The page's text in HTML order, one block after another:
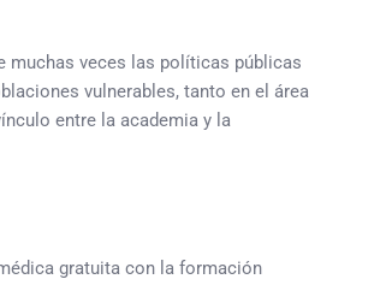
muchas veces las políticas públicas
vulnerables, tanto en el área
entre la academia y la
gratuita con la formación